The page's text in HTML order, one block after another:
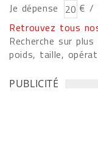
Je dépense
€ /
Retrouvez tous
Recherche sur
poids, taille,
PUBLICITÉ